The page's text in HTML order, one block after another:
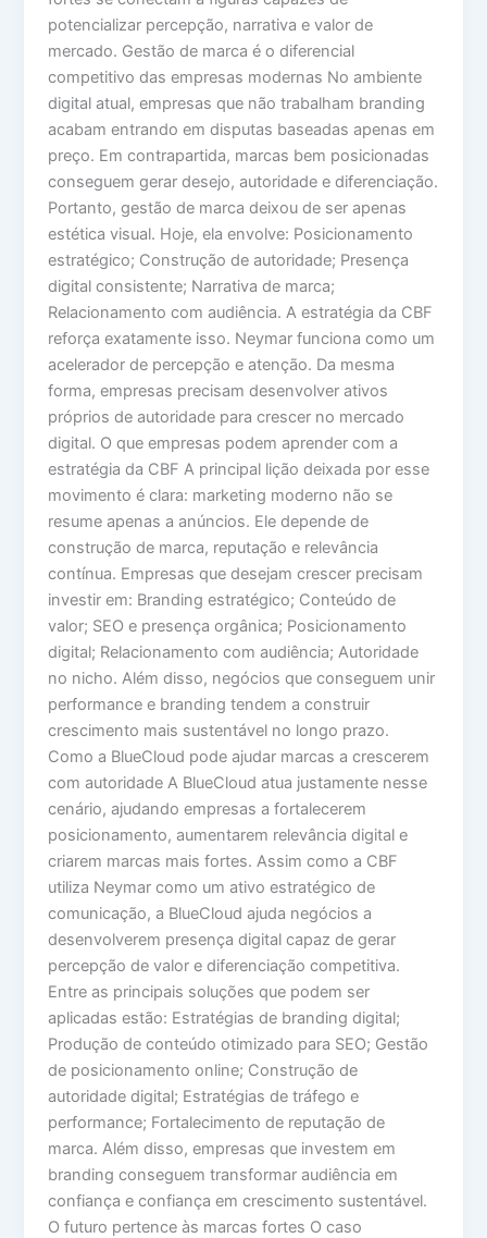
potencializar percepção, narrativa e valor de
mercado. Gestão de marca é o diferencial
competitivo das empresas modernas No ambiente
digital atual, empresas que não trabalham branding
acabam entrando em disputas baseadas apenas em
preço. Em contrapartida, marcas bem posicionadas
conseguem gerar desejo, autoridade e diferenciação.
Portanto, gestão de marca deixou de ser apenas
estética visual. Hoje, ela envolve: Posicionamento
estratégico; Construção de autoridade; Presença
digital consistente; Narrativa de marca;
Relacionamento com audiência. A estratégia da CBF
reforça exatamente isso. Neymar funciona como um
acelerador de percepção e atenção. Da mesma
forma, empresas precisam desenvolver ativos
próprios de autoridade para crescer no mercado
digital. O que empresas podem aprender com a
estratégia da CBF A principal lição deixada por esse
movimento é clara: marketing moderno não se
resume apenas a anúncios. Ele depende de
construção de marca, reputação e relevância
contínua. Empresas que desejam crescer precisam
investir em: Branding estratégico; Conteúdo de
valor; SEO e presença orgânica; Posicionamento
digital; Relacionamento com audiência; Autoridade
no nicho. Além disso, negócios que conseguem unir
performance e branding tendem a construir
crescimento mais sustentável no longo prazo.
Como a BlueCloud pode ajudar marcas a crescerem
com autoridade A BlueCloud atua justamente nesse
cenário, ajudando empresas a fortalecerem
posicionamento, aumentarem relevância digital e
criarem marcas mais fortes. Assim como a CBF
utiliza Neymar como um ativo estratégico de
comunicação, a BlueCloud ajuda negócios a
desenvolverem presença digital capaz de gerar
percepção de valor e diferenciação competitiva.
Entre as principais soluções que podem ser
aplicadas estão: Estratégias de branding digital;
Produção de conteúdo otimizado para SEO; Gestão
de posicionamento online; Construção de
autoridade digital; Estratégias de tráfego e
performance; Fortalecimento de reputação de
marca. Além disso, empresas que investem em
branding conseguem transformar audiência em
confiança e confiança em crescimento sustentável.
O futuro pertence às marcas fortes O caso